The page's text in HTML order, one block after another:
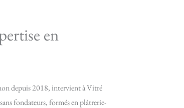
en
depuis 2018, intervient à Vitré
fondateurs, formés en plâtrerie-